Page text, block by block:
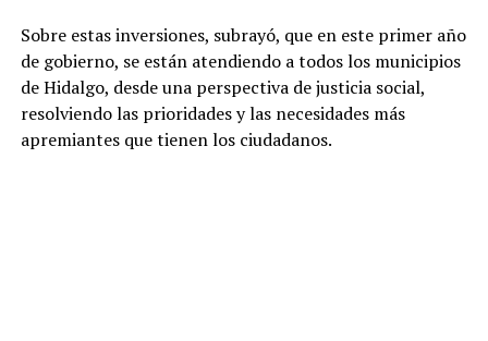
Sobre estas inversiones, subrayó, que en este primer año
de gobierno, se están atendiendo a todos los municipios
de Hidalgo, desde una perspectiva de justicia social,
resolviendo las prioridades y las necesidades más
apremiantes que tienen los ciudadanos.